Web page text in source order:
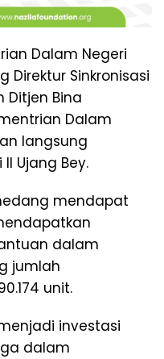
Dalam Negeri
Direktur Sinkronisasi
Ditjen Bina
Dalam
langsung
Ujang Bey.
mendapat
dalam
jumlah
unit.
investasi
dalam